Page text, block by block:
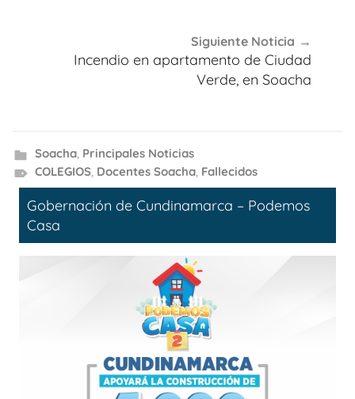
Siguiente Noticia
Incendio en apartamento de Ciudad
Verde, en Soacha
Soacha, Principales Noticias
COLEGIOS, Docentes Soacha, Fallecidos
Gobernación de Cundinamarca – Podemos
Casa